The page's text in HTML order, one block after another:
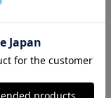
切れそう。 ふんわり